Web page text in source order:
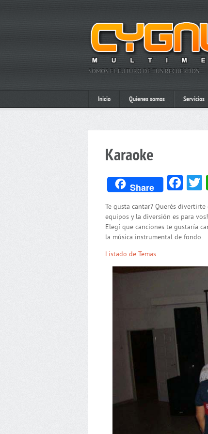
SOMOS EL FUTURO DE TUS RECUERDOS…
Inicio Quienes somos Servicios
Karaoke
Share
Te gusta cantar? Querés
equipos y la diversión es para vos!
Elegí que canciones te gustaría
la música instrumental de fondo.
Listado de Temas